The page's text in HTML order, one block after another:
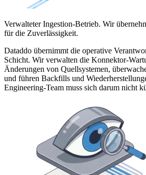
Verwalteter Ingestion-Betrieb. Wir
für die Zuverlässigkeit.
Dataddo übernimmt die operative
Schicht. Wir verwalten die Konnektor-
Änderungen von Quellsystemen,
und führen Backfills und
Engineering-Team muss sich darum nicht